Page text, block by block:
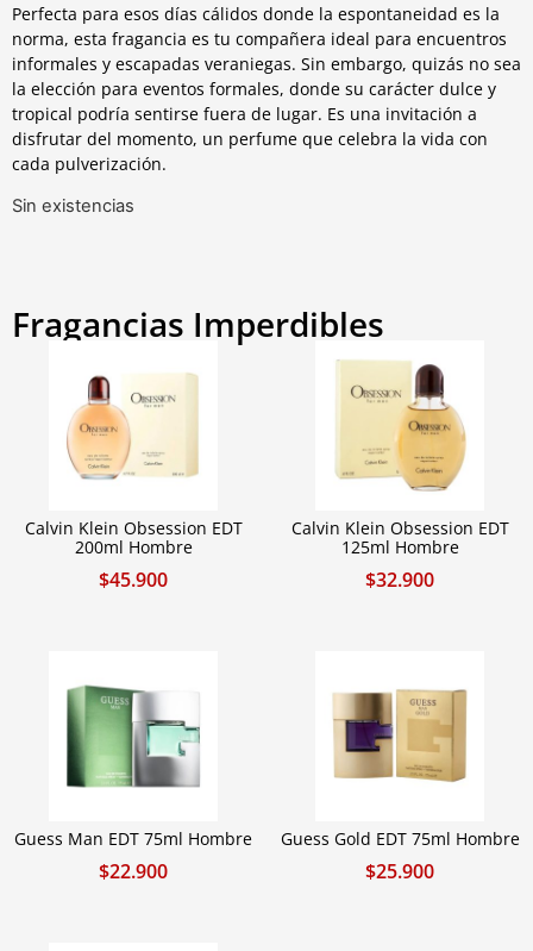
Perfecta para esos días cálidos donde la espontaneidad es la
norma, esta fragancia es tu compañera ideal para encuentros
informales y escapadas veraniegas. Sin embargo, quizás no sea
la elección para eventos formales, donde su carácter dulce y
tropical podría sentirse fuera de lugar. Es una invitación a
disfrutar del momento, un perfume que celebra la vida con
cada pulverización.
Sin existencias
Fragancias Imperdibles
Calvin Klein Obsession EDT
200ml Hombre
$45.900
Calvin Klein Obsession EDT
125ml Hombre
$32.900
Guess Man EDT 75ml Hombre
$22.900
Guess Gold EDT 75ml Hombre
$25.900